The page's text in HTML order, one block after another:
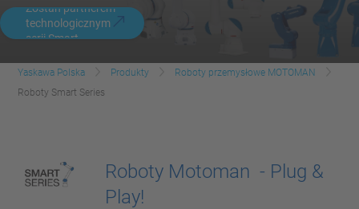
Zostań partnerem
technologicznym
serii Smart
Yaskawa Polska Produkty
Roboty przemysłowe MOTOMAN
Roboty Smart Series
Roboty Motoman - Plug &
Play!